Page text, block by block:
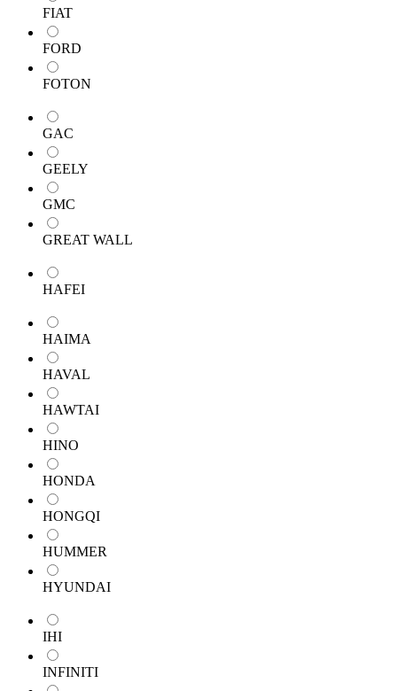
FIAT
FORD
FOTON
GAC
GEELY
GMC
GREAT WALL
HAFEI
HAIMA
HAVAL
HAWTAI
HINO
HONDA
HONGQI
HUMMER
HYUNDAI
IHI
INFINITI